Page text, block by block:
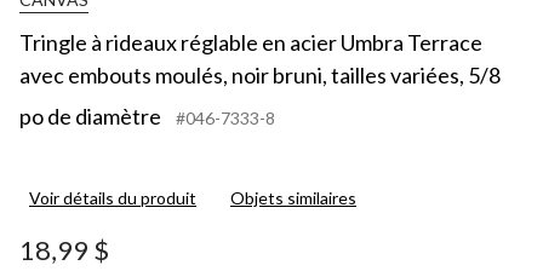
Tringle à rideaux réglable en acier Umbra Terrace
avec embouts moulés, noir bruni, tailles variées, 5/8
po de diamètre
#046-7333-8
Voir détails du produit Objets similaires
18,99 $